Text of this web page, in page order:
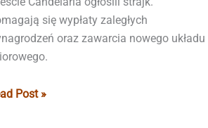
się wypłaty zaległych
oraz zawarcia nowego układu
Post »